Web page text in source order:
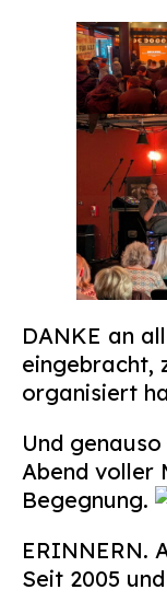
DANKE an
eingebracht,
organisiert
Und
Abend voller
Begegnung.
ERINNERN.
Seit 2005